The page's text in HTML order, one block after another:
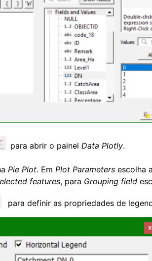
para abrir o painel Data Plotly.
Pie Plot. Em Plot Parameters escolha
features, para Grouping field
para definir as propriedades de